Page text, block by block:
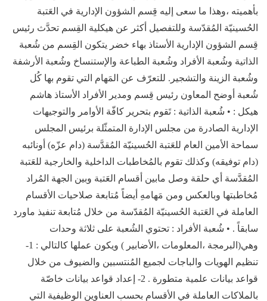
بأهميته ،وهذا ما سعى إليه قِسم الشؤون الإدارية في العَتبة
الحُسينيّة المُقدّسة وللتفصيل أكثر عن هيكلية القِسم تحدَّث رئيس
قِسم الشؤون الإدارية الأستاذ بهاء خضر يتكون القِسم من شُعبة
الذاتية وشُعبة الأفراد وشُعبة الطباعة والإستنساخ وشُعبة الأرشفة
وشُعبة الزينة والتشجير. للتعرّف عن المَهام التي تقوم بها كُل
شُعبة أوضح المعاون رئيس قِسم ومدير الأفراد الأستاذ هاشم
هيكل : • شُعبة الذاتية : تَقوم بتحرير كافّة الأوامر والتوجيهات
الإدارية الصادرة من مجلس الإدارة المتمثّلة برئيس المجلس
سماحة الأمين العام للعَتبة الحُسينيّة المُقدَّسة (دام عزّه) أونائبه
(دام توفيقه) وكذلك تقوم بالمُخاطبات الداخلية والخارجية للعَتبة
المُقدَّسة أي حلقة وصل مابين أقسام العَتبة وبين الجهة المُراد
مُخاطبتها وبالعكس ومن مَهامهِ أيضاً مُتابعة صلاحيات الأقسام
العاملة في العَتبة الحُسينيّة المُقدّسة من خلال مُتابعة تنفيذ ماورد
سابقاً . • شُعبة الأفراد : تحتوي الشُعبة على ثلاثة وحدات
وهي(البرمجة ،المعلومات ،الأضابير ) ويكون عملها كالتالي : 1-
تنظيم الهويات والباجات لجميع المُنتسبين والضيوف من خلال
قواعد بيانات علمية متطورة . 2- إعداد قواعد بيانات خاصّة
بالملاكات العاملة في الأقسام بحسب العناوين الوظيفية التي